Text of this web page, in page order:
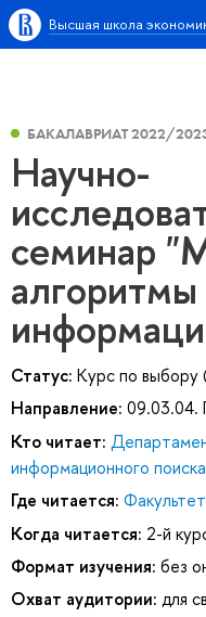
Высшая школа
БАКАЛАВРИАТ 2022/
Научно-
семинар
Статус: Курс по выбору
Направление: 09.03.04.
Кто читает:
информационного поиска
Где читается:
Когда читается: 2-й
Формат изучения: без
Охват аудитории: для